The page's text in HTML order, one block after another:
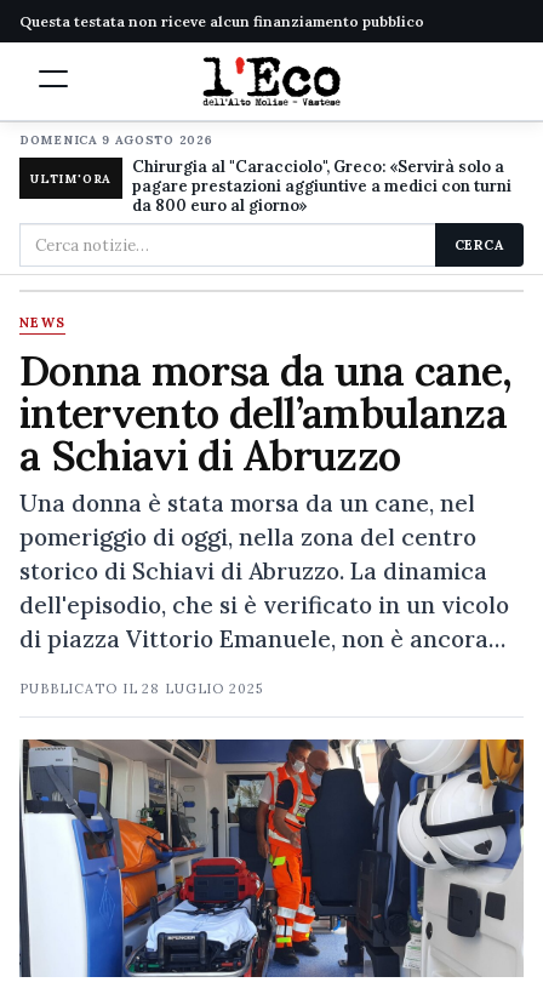
Questa testata non riceve alcun finanziamento pubblico
DOMENICA 9 AGOSTO 2026
ULTIM'ORA
Chirurgia al "Caracciolo", Greco: «Servirà solo a
pagare prestazioni aggiuntive a medici con turni
da 800 euro al giorno»
Cerca
nel
sito
CERCA
NEWS
Donna morsa da una cane,
intervento dell’ambulanza
a Schiavi di Abruzzo
Una donna è stata morsa da un cane, nel
pomeriggio di oggi, nella zona del centro
storico di Schiavi di Abruzzo. La dinamica
dell'episodio, che si è verificato in un vicolo
di piazza Vittorio Emanuele, non è ancora…
PUBBLICATO IL28 LUGLIO 2025